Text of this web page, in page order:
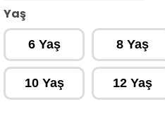
Yaş
6 Yaş 8 Yaş
10 Yaş 12 Yaş